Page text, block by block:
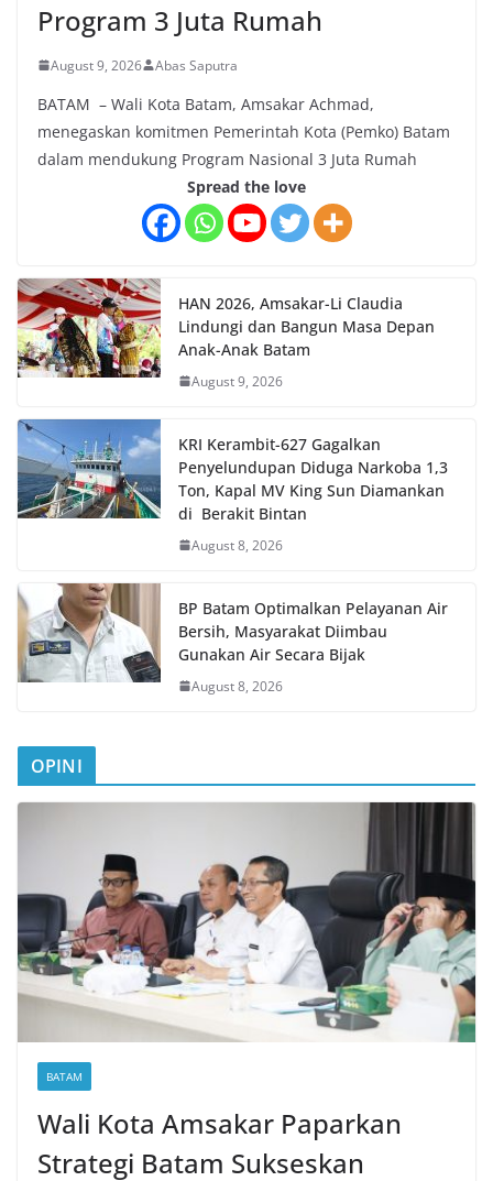
Program 3 Juta Rumah
August 9, 2026 Abas Saputra
BATAM – Wali Kota Batam, Amsakar Achmad,
menegaskan komitmen Pemerintah Kota (Pemko) Batam
dalam mendukung Program Nasional 3 Juta Rumah
Spread the love
HAN 2026, Amsakar-Li Claudia
Lindungi dan Bangun Masa Depan
Anak-Anak Batam
August 9, 2026
KRI Kerambit-627 Gagalkan
Penyelundupan Diduga Narkoba 1,3
Ton, Kapal MV King Sun Diamankan
di Berakit Bintan
August 8, 2026
BP Batam Optimalkan Pelayanan Air
Bersih, Masyarakat Diimbau
Gunakan Air Secara Bijak
August 8, 2026
OPINI
BATAM
Wali Kota Amsakar Paparkan
Strategi Batam Sukseskan